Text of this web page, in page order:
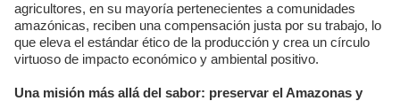
agricultores, en su mayoría pertenecientes a comunidades
amazónicas, reciben una compensación justa por su trabajo, lo
que eleva el estándar ético de la producción y crea un círculo
virtuoso de impacto económico y ambiental positivo.
Una misión más allá del sabor: preservar el Amazonas y